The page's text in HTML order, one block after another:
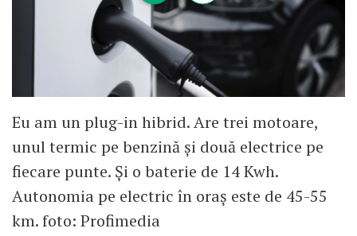
Eu am un plug-in hibrid. Are trei motoare,
unul termic pe benzină și două electrice pe
fiecare punte. Și o baterie de 14 Kwh.
Autonomia pe electric în oraș este de 45-55
km. foto: Profimedia